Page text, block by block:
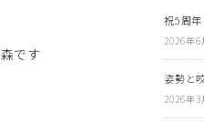
です
祝5周年
2026年6
姿勢と
2026年3